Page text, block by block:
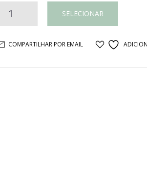
Prato SELECIONAR
COMPARTILHAR POR EMAIL